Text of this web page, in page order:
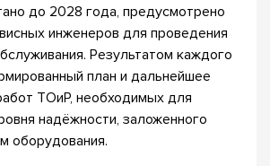
до 2028 года, предусмотрено
инженеров для проведения
Результатом каждого
план и дальнейшее
ТОиР, необходимых для
надёжности, заложенного
оборудования.